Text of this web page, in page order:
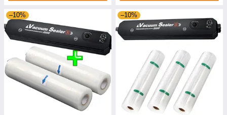
–10% –10%